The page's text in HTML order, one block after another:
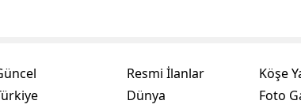
Osmaniye
Resmi İlanlar
Dünya
Köşe
Foto